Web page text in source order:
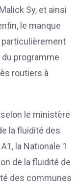
Sy, et ainsi
le manque
du programme
routiers à
le ministère
la fluidité des
la Nationale 1
de la fluidité de
des communes